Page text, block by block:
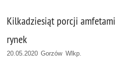
Kilkadziesiąt porcji
rynek
20.05.2020 Gorzów Wlkp.